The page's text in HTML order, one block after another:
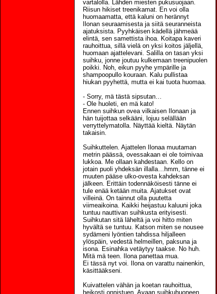
vartalolla. Lähden miesten pukusuojaan.
Riisun hikiset treenikamat. En voi olla
huomaamatta, että kaluni on herännyt
Ilonan seuraamisesta ja siitä seuranneista
ajatuksista. Pyyhkäisen kädellä jähmeää
elintä, sen samettista ihoa. Koitapa kaveri
rauhoittua, sillä vielä on yksi koitos jäljellä,
huomaan ajattelevani. Salilla on tasan yksi
suihku, jonne joutuu kulkemaan treenipuolen
poikki. Noh, eikun pyyhe ympärille ja
shampoopullo kouraan. Kalu pullistaa
hiukan pyyhettä, mutta ei kai tuota huomaa.
- Sorry, mä tästä sipsutan…
- Ole huoleti, en mä kato!
Ennen suihkun ovea vilkaisen Ilonaan ja
hän tuijottaa selkääni, lojuu selällään
verryttelymatolla. Näyttää kieltä. Näytän
takaisin.
Suihkuttelen. Ajattelen Ilonaa muutaman
metrin päässä, ovessakaan ei ole toimivaa
lukkoa. Me ollaan kahdestaan. Kello on
jotain puoli yhdeksän illalla…hmm, tänne ei
muuten pääse ulko-ovesta kahdeksan
jälkeen. Erittäin todennäköisesti tänne ei
tule enää ketään muita. Ajatukset ovat
villeinä. On tainnut olla puutetta
viimeaikoina. Kaikki heijastuu kaluuni joka
tuntuu nauttivan suihkusta erityisesti.
Suihkutan sitä läheltä ja voi hitto miten
hyvältä se tuntuu. Katson miten se nousee
sydämeni lyöntien tahdissa hiljalleen
ylöspäin, vedestä helmeillen, paksuna ja
isona. Esinahka vetäytyy taakse. No huh.
Mitä mä teen. Ilona panettaa mua.
Ei tässä nyt voi. Ilona on varattu nainenkin,
käsittääkseni.
Kuivattelen vähän ja koetan rauhoittua,
heikosti onnistuen. Avaan suihkuhuoneen